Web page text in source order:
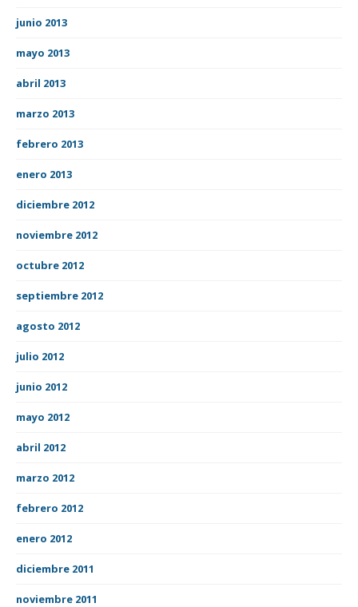
junio 2013
mayo 2013
abril 2013
marzo 2013
febrero 2013
enero 2013
diciembre 2012
noviembre 2012
octubre 2012
septiembre 2012
agosto 2012
julio 2012
junio 2012
mayo 2012
abril 2012
marzo 2012
febrero 2012
enero 2012
diciembre 2011
noviembre 2011